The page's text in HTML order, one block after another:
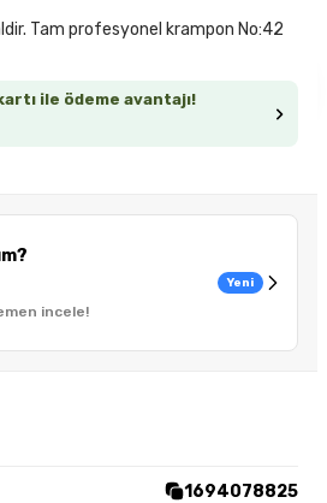
ile ödeme avantajı!
incele!
Yeni
1694078825
Tam profesyonel krampon No:42